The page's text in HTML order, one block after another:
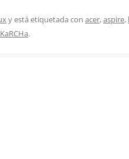
y está etiquetada con acer,aspire,
.